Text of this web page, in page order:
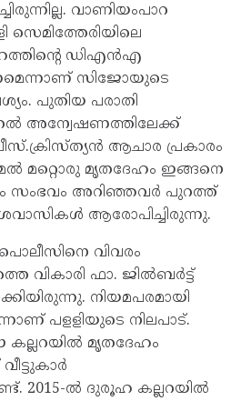
വാണിയംപാറ
ഡിഎൻഎ
സിജോയുടെ
പുതിയ പരാതി
അന്വേഷണത്തിലേക്ക്
ആചാര പ്രകാരം
മറ്റൊരു മൃതദേഹം ഇങ്ങനെ
സംഭവം അറിഞ്ഞവർ പുറത്ത്
ആരോപിച്ചിരുന്നു.
വിവരം
വികാരി ഫാ. ജിൽബർട്ട്
നിയമപരമായി
പളളിയുടെ നിലപാട്.
കല്ലറയിൽ മൃതദേഹം
2015-ൽ ദുരൂഹ കല്ലറയിൽ